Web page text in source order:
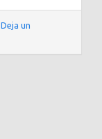
Deja un